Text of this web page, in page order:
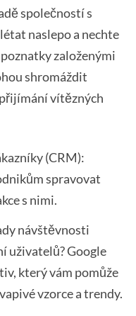
společností s
naslepo a nechte
založenými
shromáždit
vítězných
(CRM):
spravovat
s nimi.
návštěvnosti
uživatelů? Google
který vám pomůže
vzorce a trendy.